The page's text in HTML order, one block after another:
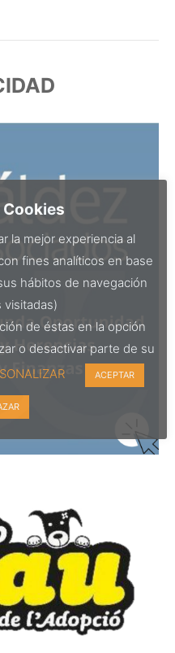
Cookies
la mejor experiencia al
fines analíticos en base
hábitos de navegación
visitadas)
de éstas en la opción
o desactivar parte de su
ACEPTAR